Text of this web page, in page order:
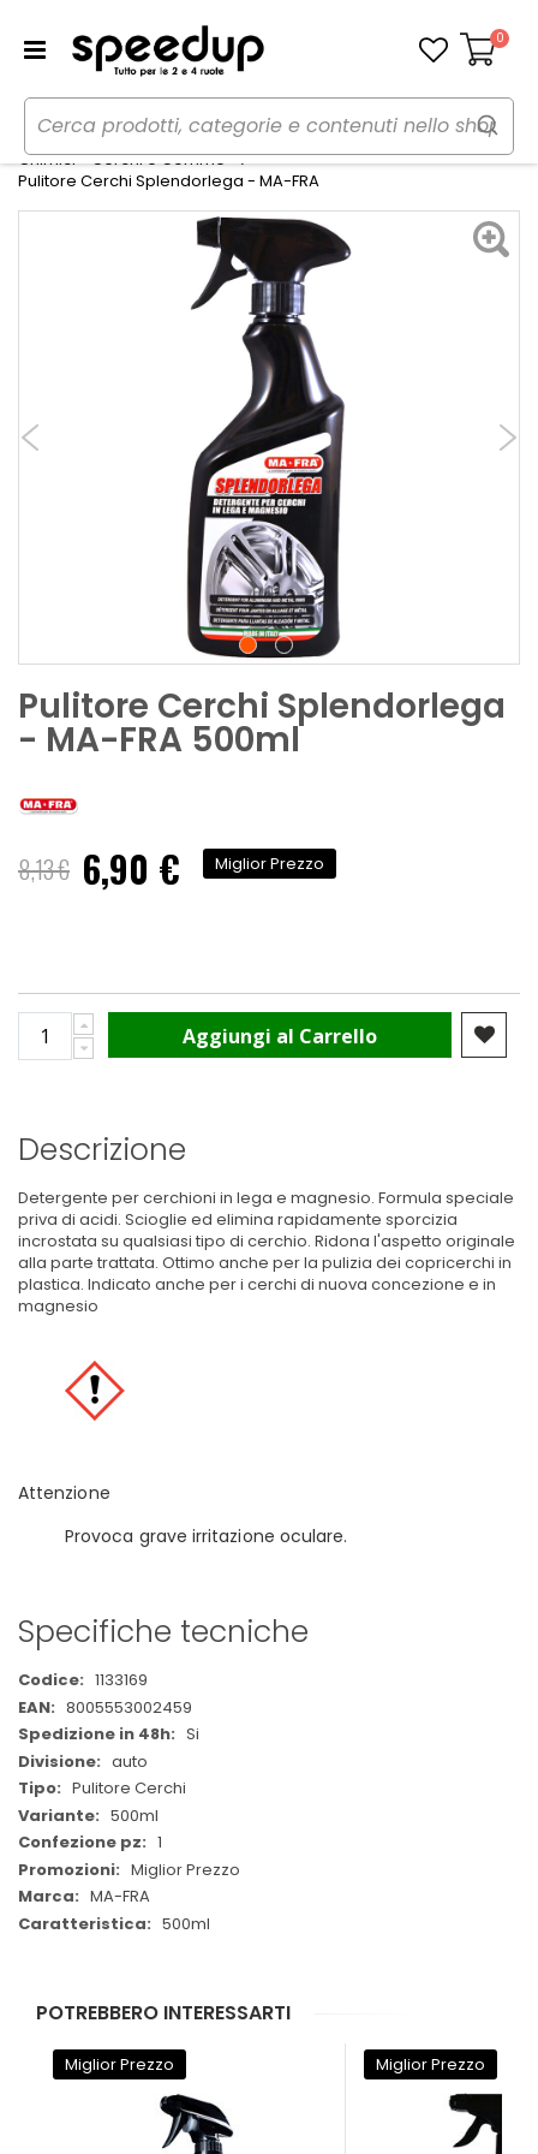
Carrello
0
Home Auto
Cura dell'auto
Chimici - Cerchi e Gomme
Pulitore Cerchi Splendorlega - MA-FRA
Pulitore Cerchi Splendorlega
- MA-FRA 500ml
8,13 €
Prezzo
speciale
6,90 € Miglior Prezzo
Aggiungi al Carrello
Descrizione
Detergente per cerchioni in lega e magnesio. Formula speciale
priva di acidi. Scioglie ed elimina rapidamente sporcizia
incrostata su qualsiasi tipo di cerchio. Ridona l'aspetto originale
alla parte trattata. Ottimo anche per la pulizia dei copricerchi in
plastica. Indicato anche per i cerchi di nuova concezione e in
magnesio
Attenzione
Provoca grave irritazione oculare.
Specifiche tecniche
Maggiori
Informazioni
1133169
8005553002459
Si
auto
Pulitore Cerchi
500ml
1
Miglior Prezzo
MA-FRA
500ml
POTREBBERO INTERESSARTI
Miglior Prezzo Miglior Prezzo